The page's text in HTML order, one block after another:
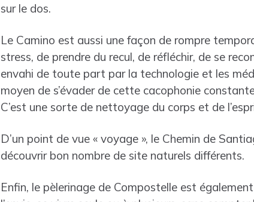
sur le dos.
Le Camino est aussi une façon de rompre
stress, de prendre du recul, de réfléchir, de se
envahi de toute part par la technologie et les
moyen de s’évader de cette cacophonie
C’est une sorte de nettoyage du corps et de
D’un point de vue « voyage », le Chemin de
découvrir bon nombre de site naturels différents.
Enfin, le pèlerinage de Compostelle est